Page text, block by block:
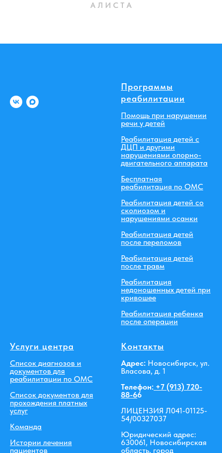
А Л И С Т А
Программы
реабилитации
Помощь при нарушении
речи у детей
Реабилитация детей с
ДЦП и другими
нарушениями опорно-
двигательного аппарата
Бесплатная
реабилитация по ОМС
Реабилитация детей со
сколиозом и
нарушениями осанки
Реабилитация детей
после переломов
Реабилитация детей
после травм
Реабилитация
недоношенных детей при
кривошее
Реабилитация ребенка
после операции
Услуги центра
Список диагнозов и
документов для
реабилитации по ОМС
Список документов для
прохождения платных
услуг
Команда
Истории лечения
пациентов
Контакты
Адрес: Новосибирск, ул.
Власова, д. 1
Телефон: +7 (913) 720-
88-66
ЛИЦЕНЗИЯ Л041-01125-
54/00327037
Юридический адрес:
630061, Новосибирская
область, город